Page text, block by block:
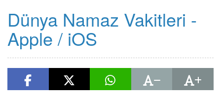
Dünya Namaz Vakitleri -
Apple / iOS